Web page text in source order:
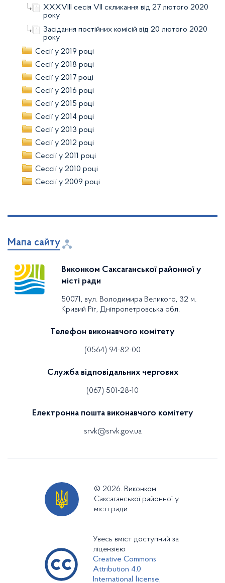
ХХХVIII сесія VII скликання від 27 лютого 2020
року
Засідання постійних комісій від 20 лютого 2020
року
Сесії у 2019 році
Сесії у 2018 році
Сесії у 2017 році
Сесії у 2016 році
Сесії у 2015 році
Сесії у 2014 році
Сесії у 2013 році
Сесії у 2012 році
Сессії у 2011 році
Сессії у 2010 році
Сессії у 2009 році
Мапа сайту
Виконком Саксаганської районної у
місті ради
50071, вул. Володимира Великого, 32 м.
Кривий Ріг, Дніпропетровська обл.
Телефон виконавчого комітету
(0564) 94-82-00
Служба відповідальних чергових
(067) 501-28-10
Електронна пошта виконавчого комітету
srvk@srvk.gov.ua
© 2026. Виконком
Саксаганської районної у
місті ради.
Увесь вміст доступний за
ліцензією
Creative Commons
Attribution 4.0
International license,